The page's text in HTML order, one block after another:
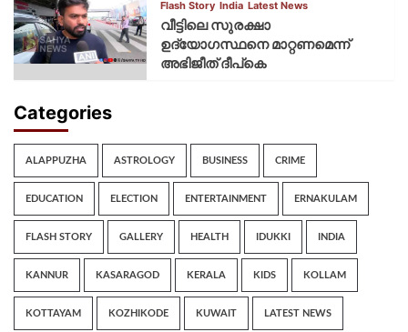
Flash Story India Latest News
വീട്ടിലെ സുരക്ഷാ
ഉദ്യോഗസ്ഥനെ മാറ്റണമെന്ന്
അഭിജീത് ദീപ്‌കെ
Categories
ALAPPUZHA ASTROLOGY BUSINESS CRIME
EDUCATION ELECTION ENTERTAINMENT ERNAKULAM
FLASH STORY GALLERY HEALTH IDUKKI INDIA
KANNUR KASARAGOD KERALA KIDS KOLLAM
KOTTAYAM KOZHIKODE KUWAIT LATEST NEWS